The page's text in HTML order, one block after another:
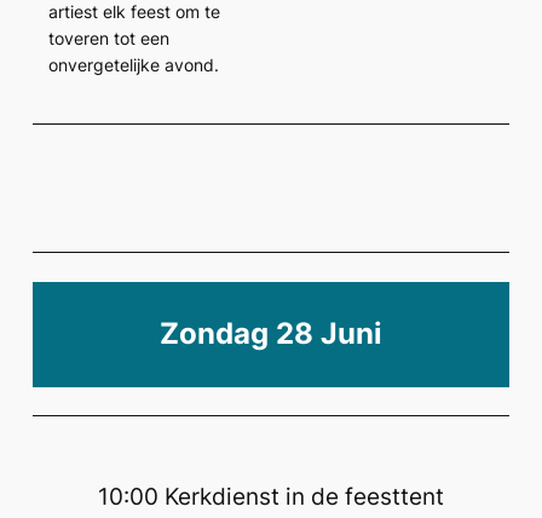
artiest elk feest om te
toveren tot een
onvergetelijke avond.
Zondag 28 Juni
10:00 Kerkdienst in de feesttent